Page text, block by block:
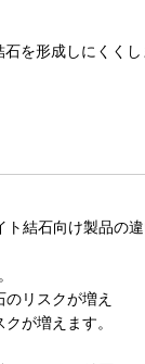
を形成しにくくし
結石向け製品の違
リスクが増え
が増えます。